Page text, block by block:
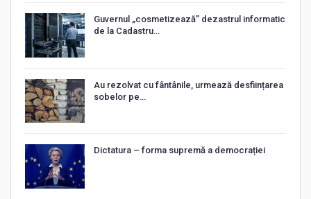
Guvernul „cosmetizează” dezastrul informatic
de la Cadastru…
Au rezolvat cu fântânile, urmează desființarea
sobelor pe…
Dictatura – forma supremă a democrației